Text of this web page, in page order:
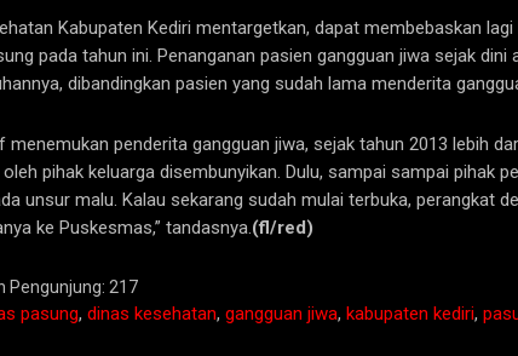
Kabupaten Kediri mentargetkan, dapat membebaskan
pada tahun ini. Penanganan pasien gangguan jiwa sejak
dibandingkan pasien yang sudah lama menderita
menemukan penderita gangguan jiwa, sejak tahun 2013 lebih
pihak keluarga disembunyikan. Dulu, sampai sampai pihak
unsur malu. Kalau sekarang sudah mulai terbuka, perangkat
ke Puskesmas,” tandasnya.(fl/red)
Pengunjung: 217
pasung, dinas kesehatan, gangguan jiwa, kabupaten kediri,